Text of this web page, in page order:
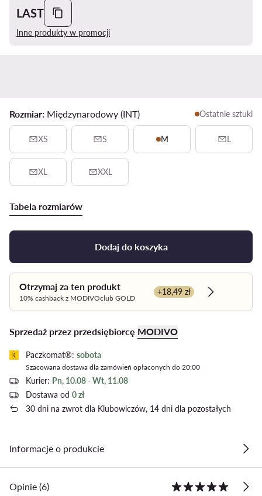
LAST
Inne produkty w promocji
Rozmiar: Międzynarodowy (INT) Ostatnie sztuki
XS S M L
XL XXL
Tabela rozmiarów
Dodaj do koszyka
Otrzymaj za ten produkt
10% cashback z MODIVOclub GOLD
+18,49 zł
Dowiedz
Sprzedaż przez przedsiębiorcę MODIVO
Paczkomat®: sobota
Szacowana dostawa dla zamówień opłaconych do 20:00
Kurier: Pn, 10.08 - Wt, 11.08
Dostawa od 0 zł
30 dni na zwrot dla Klubowiczów, 14 dni dla pozostałych
Informacje o produkcie
Opinie (6)